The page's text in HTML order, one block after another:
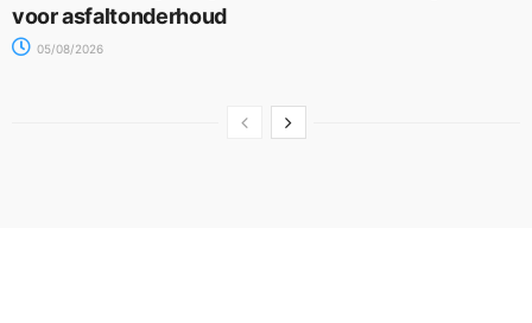
voor asfaltonderhoud
05/08/2026